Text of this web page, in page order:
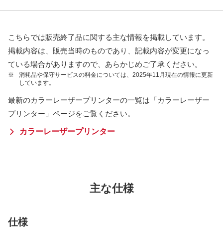
こちらでは販売終了品に関する主な情報を掲載しています。
掲載内容は、販売当時のものであり、記載内容が変更になっ
ている場合がありますので、あらかじめご了承ください。
※
消耗品や保守サービスの料金については、2025年11月現在の情報に更新
しています。
最新のカラーレーザープリンターの一覧は「カラーレーザー
プリンター」ページをご覧ください。
カラーレーザープリンター
主な仕様
仕様